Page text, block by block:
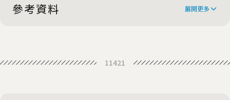
參考資料 展開更多
Island -- and researchers think
11421